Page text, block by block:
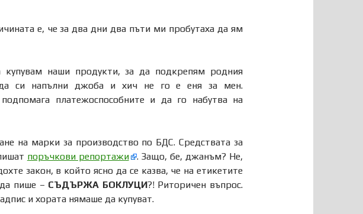
е, че за два дни два пъти ми пробутаха да ям
наши продукти, за да подкрепям родния
да си напълни джоба и хич не го е еня за мен.
платежоспособните и да го набутва на
на марки за производство по БДС. Средствата за
поръчкови репортажи
. Защо, бе, джанъм? Не,
закон, в който ясно да се казва, че на етикетите
пише – СЪДЪРЖА БОКЛУЦИ?! Риторичен въпрос.
и хората нямаше да купуват.